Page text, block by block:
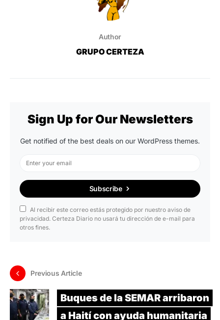
Author
GRUPO CERTEZA
Sign Up for Our Newsletters
Get notified of the best deals on our WordPress themes.
Subscribe
Al recibir este correo estás protegido por nuestro aviso de
privacidad. Certeza Diario no usará tu dirección de e-mail para
otros fines.
Previous Article
Buques de la SEMAR arribaron
a Haití con ayuda humanitaria